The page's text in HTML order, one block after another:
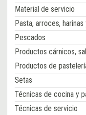
Material de servicio
Pasta, arroces,
Pescados
Productos cárnicos,
Productos de
Setas
Técnicas de cocina y
Técnicas de servicio